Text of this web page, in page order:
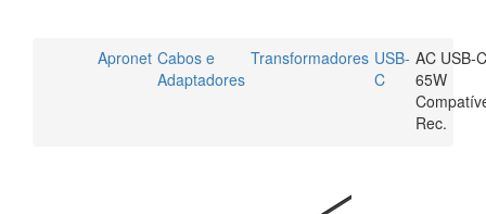
Apronet Cabos e
Adaptadores
Transformadores USB-
C
AC USB-C
65W
Rec.